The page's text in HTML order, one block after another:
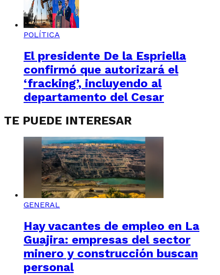
POLÍTICA
El presidente De la Espriella
confirmó que autorizará el
‘fracking’, incluyendo al
departamento del Cesar
TE PUEDE INTERESAR
GENERAL
Hay vacantes de empleo en La
Guajira: empresas del sector
minero y construcción buscan
personal